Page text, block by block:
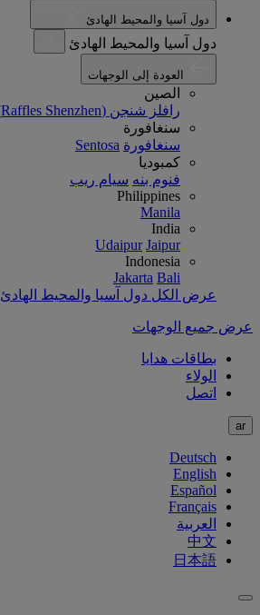
دول آسيا والمحيط الهادئ
دول آسيا والمحيط الهادئ
الصين
رافلز شنجن (Raffles Shenzhen)
سنغافورة
سنغافورة Sentosa
كمبوديا
فنوم بنه سيام ريب
Philippines
Manila
India
Udaipur Jaipur
Indonesia
Jakarta Bali
عرض الكل دول آسيا والمحيط الهادئ
عرض جميع الوجهات
بطاقات هدايا
الولاء
اتصل
ar
Deutsch
English
Español
Français
العربية
中文
日本語